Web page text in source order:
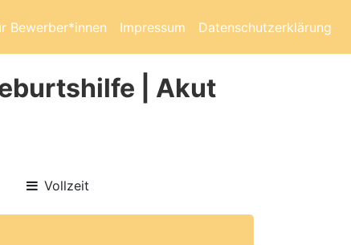
Bewerber*innen Impressum Datenschutzerklärung
| Akut
Vollzeit